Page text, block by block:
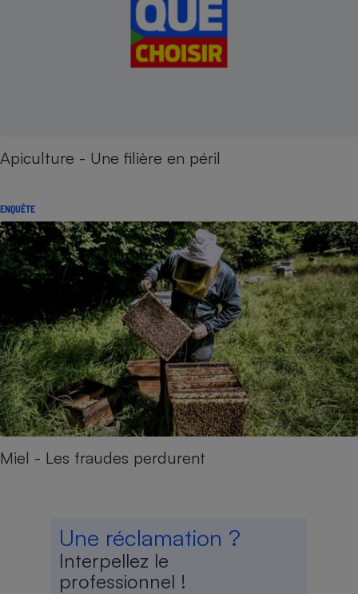
Apiculture - Une filière en péril
ENQUÊTE
Miel - Les fraudes perdurent
Une réclamation ?
Interpellez le
professionnel !